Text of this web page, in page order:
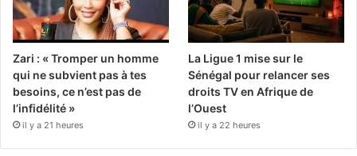
Zari : « Tromper un homme
qui ne subvient pas à tes
besoins, ce n’est pas de
l’infidélité »
il y a 21 heures
La Ligue 1 mise sur le
Sénégal pour relancer ses
droits TV en Afrique de
l’Ouest
il y a 22 heures